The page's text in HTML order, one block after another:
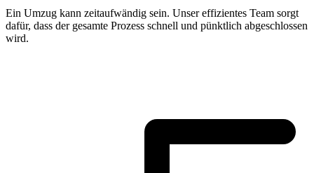
Ein Umzug kann zeitaufwändig sein. Unser effizientes Team sorgt
dafür, dass der gesamte Prozess schnell und pünktlich abgeschlossen
wird.